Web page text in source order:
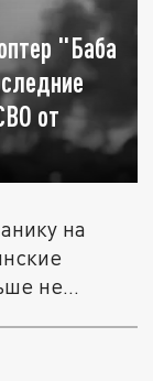
"Баба
от
на
не...